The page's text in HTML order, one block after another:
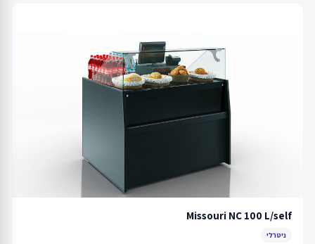
Missouri NC 100 L/self
ניטרלי